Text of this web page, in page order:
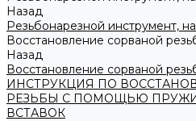
Назад
Резьбонарезной инструмент,
Восстановление сорваной
Назад
Восстановление сорваной
ИНСТРУКЦИЯ ПО
РЕЗЬБЫ С ПОМОЩЬЮ
ВСТАВОК